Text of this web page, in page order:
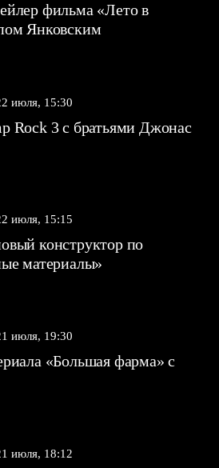
фильма «Лето в
Янковским
июля, 15:30
Rock 3 с братьями Джонас
июля, 15:15
конструктор по
материалы»
июля, 19:30
«Большая фарма» с
июля, 18:12